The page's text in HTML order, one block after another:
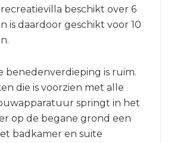
recreatievilla beschikt over 6
is daardoor geschikt voor 10
benedenverdieping is ruim.
die is voorzien met alle
springt in het
op de begane grond een
badkamer en suite